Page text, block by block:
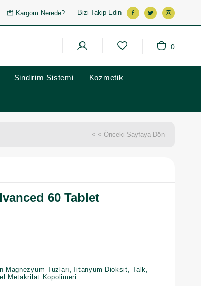
Kargom Nerede? Bizi Takip Edin
0
Sindirim Sistemi Kozmetik
< < Önceki Sayfaya Dön
60 Tablet
Magnezyum Tuzları,Titanyum Dioksit, Talk,
Metakrilat Kopolimeri.